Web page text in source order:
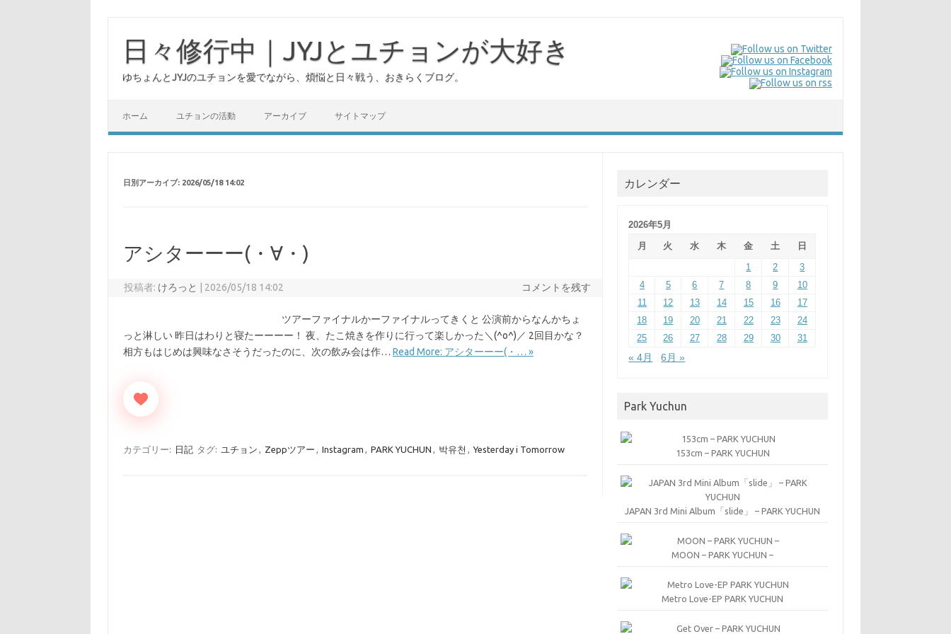
日々修行中｜JYJとユチョンが大好き
ゆちょんとJYJのユチョンを愛でながら、煩悩と日々戦う、おきらくブログ。
ホーム ユチョンの活動 アーカイブ サイトマップ
日別アーカイブ: 2026/05/18 14:02
アシターーー(⁠・⁠∀⁠・⁠)
投稿者: けろっと 2026/05/18 14:02 コメントを残す
ツアーファイナルかーファイナルってきくと 公演前からなんかちょ
っと淋しい 昨日はわりと寝たーーーー！ 夜、たこ焼きを作りに行って楽しかった＼(^o^)／ 2回目かな？
相方もはじめは興味なさそうだったのに、次の飲み会は作… Read More: アシターーー(⁠・⁠… »
カテゴリー: 日記 タグ: ユチョン , Zeppツアー , Instagram , PARK YUCHUN , 박유천 , Yesterday i Tomorrow
カレンダー
2026年5月
月
火 水 木 金 土
日
1
2
3
4
5 6 7 8 9
10
11
12 13 14 15 16
17
18
19 20 21 22 23
24
25
26 27 28 29 30
31
« 4月
6月 »
Park Yuchun
153cm – PARK YUCHUN
JAPAN 3rd Mini Album「slide」 – PARK YUCHUN
MOON – PARK YUCHUN –
Metro Love-EP PARK YUCHUN